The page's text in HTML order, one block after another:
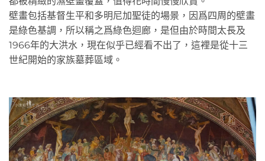
壁畫包括基督生平和多明尼加聖徒的場景，因爲四周的壁畫
是綠色基調，所以稱之爲綠色迴廊，是但由於時間太長及
1966年的大洪水，現在似乎已經看不出了，這裡是從十三
世紀開始的家族墓葬區域。